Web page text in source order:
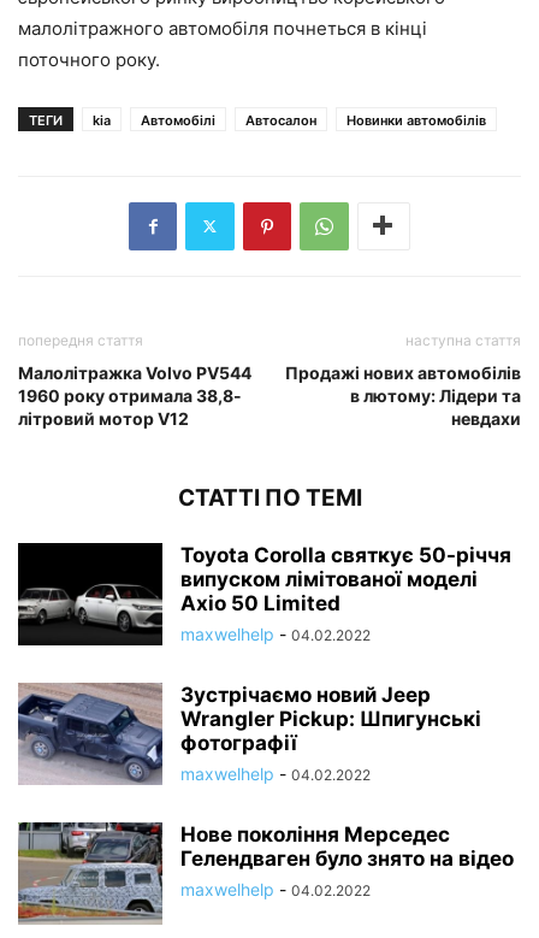
малолітражного автомобіля почнеться в кінці
поточного року.
ТЕГИ kia Автомобілі Автосалон Новинки автомобілів
попередня стаття
Малолітражка Volvo PV544
1960 року отримала 38,8-
літровий мотор V12
наступна стаття
Продажі нових автомобілів
в лютому: Лідери та
невдахи
СТАТТІ ПО ТЕМІ
Toyota Corolla святкує 50-річчя
випуском лімітованої моделі
Axio 50 Limited
maxwelhelp - 04.02.2022
Зустрічаємо новий Jeep
Wrangler Pickup: Шпигунські
фотографії
maxwelhelp - 04.02.2022
Нове покоління Мерседес
Гелендваген було знято на відео
maxwelhelp - 04.02.2022